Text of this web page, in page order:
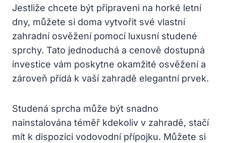
Jestliže chcete být připraveni na horké letní
dny, můžete si doma vytvořit své vlastní
zahradní osvěžení pomocí luxusní studené
sprchy. Tato jednoduchá a cenově dostupná
investice vám poskytne okamžité osvěžení a
zároveň přidá k vaší zahradě elegantní prvek.
Studená sprcha může být snadno
nainstalována téměř kdekoliv v zahradě, stačí
mít k dispozici vodovodní přípojku. Můžete si